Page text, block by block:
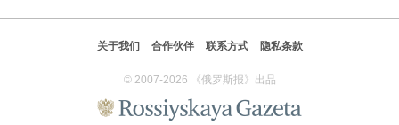
关于我们 合作伙伴 联系方式 隐私条款
© 2007-2026 《俄罗斯报》出品